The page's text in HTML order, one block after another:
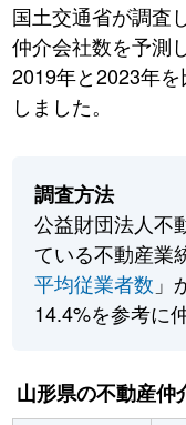
国土交通省が調査
仲介会社数を予測
2019年と2023年
しました。
調査方法
公益財団法人不
ている不動産業
平均従業者数 」
14.4%を参考に
山形県の不動産仲